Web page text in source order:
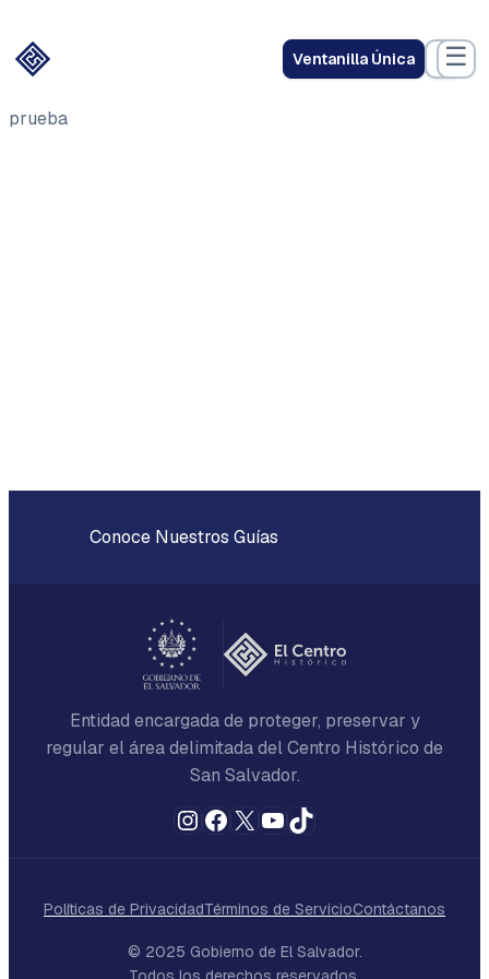
Ventanilla Única ☰
prueba
Conoce Nuestros Guías
Entidad encargada de proteger, preservar y
regular el área delimitada del Centro Histórico de
San Salvador.
Instagram
Facebook
X YouTube
TikTok
© 2025 Gobierno de El Salvador.
Políticas de PrivacidadTérminos de ServicioContáctanos